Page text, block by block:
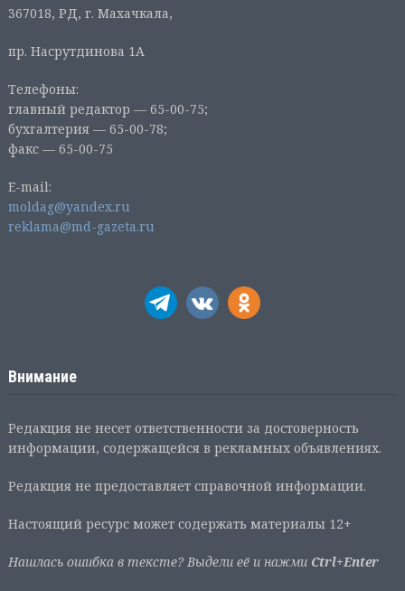
367018, РД, г. Махачкала,
пр. Насрутдинова 1А
Телефоны:
главный редактор — 65-00-75;
бухгалтерия — 65-00-78;
факс — 65-00-75
E-mail:
moldag@yandex.ru
reklama@md-gazeta.ru
Внимание
Редакция не несет ответственности за достоверность
информации, содержащейся в рекламных объявлениях.
Редакция не предоставляет справочной информации.
Настоящий ресурс может содержать материалы 12+
Нашлась ошибка в тексте? Выдели её и нажми Ctrl+Enter